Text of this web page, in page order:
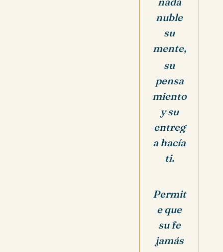
nuble
su
mente,
su
pensa
miento
y su
entreg
a hacía
ti.
Permit
e que
su fe
jamás